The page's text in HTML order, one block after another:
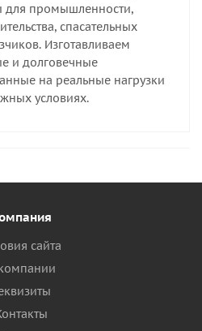
для промышленности,
спасательных
Изготавливаем
и долговечные
на реальные нагрузки
условиях.
сайта